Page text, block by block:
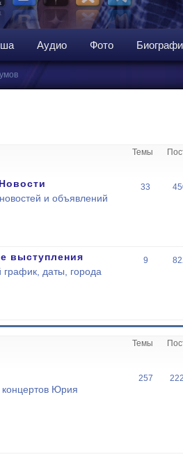
Аудио Фото
Темы
и объявлений
33
выступления
график, даты, города
9
Темы
концертов Юрия
257